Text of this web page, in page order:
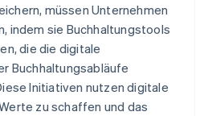
müssen Unternehmen
indem sie Buchhaltungstools
die die digitale
Buchhaltungsabläufe
Initiativen nutzen digitale
zu schaffen und das